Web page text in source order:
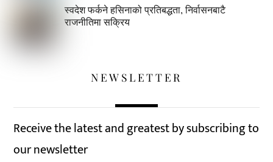
स्वदेश फर्कने हसिनाको प्रतिबद्धता, निर्वासनबाटै
राजनीतिमा सक्रिय
NEWSLETTER
Receive the latest and greatest by subscribing to
our newsletter